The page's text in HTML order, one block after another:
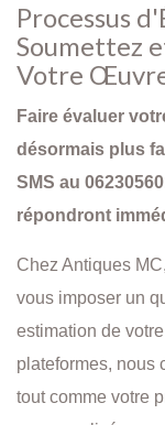
Processus
Soumettez
Votre
Faire évaluer
désormais plus
SMS au
répondront
Chez Antiques
vous imposer un
estimation de
plateformes, nous
tout comme votre